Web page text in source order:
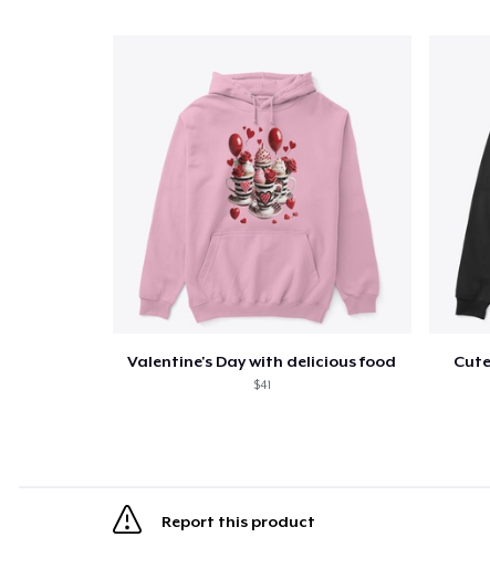
Valentine's Day with delicious food
$41
Report this product